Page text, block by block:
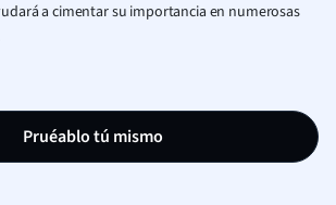
a cimentar su importancia en numerosas
Pruéablo tú mismo